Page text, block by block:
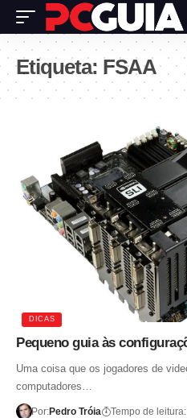
Etiqueta: FSAA
DICAS
Pequeno guia às
Uma coisa que os jogadores de
computadores…
Por:Pedro Tróia Tempo de